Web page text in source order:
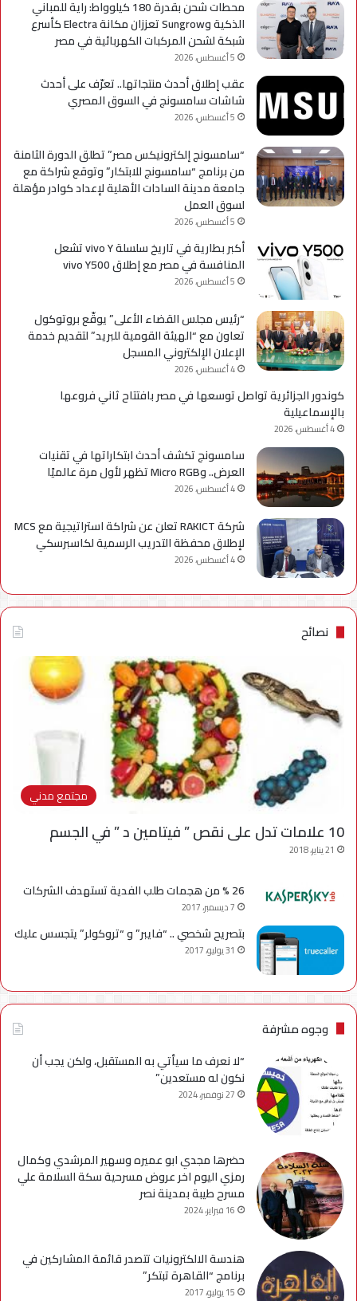
محطات شحن بقدرة 180 كيلوواط: راية للمباني
الذكية وSungrow تعززان مكانة Electra كأسرع
شبكة لشحن المركبات الكهربائية في مصر
5 أغسطس، 2026
عقب إطلاق أحدث منتجاتها.. تعرّف على أحدث
شاشات سامسونج في السوق المصري
5 أغسطس، 2026
“سامسونج إلكترونيكس مصر” تطلق الدورة الثامنة
من برنامج “سامسونج للابتكار” وتوقع شراكة مع
جامعة مدينة السادات الأهلية لإعداد كوادر مؤهلة
لسوق العمل
5 أغسطس، 2026
أكبر بطارية في تاريخ سلسلة vivo Y تشعل
المنافسة في مصر مع إطلاق vivo Y500
5 أغسطس، 2026
“رئيس مجلس القضاء الأعلى” يوقّع بروتوكول
تعاون مع “الهيئة القومية للبريد” لتقديم خدمة
الإعلان الإلكتروني المسجل
4 أغسطس، 2026
كوندور الجزائرية تواصل توسعها في مصر بافتتاح ثاني فروعها
بالإسماعيلية
4 أغسطس، 2026
سامسونج تكشف أحدث ابتكاراتها في تقنيات
العرض.. وMicro RGB تظهر لأول مرة عالميًا
4 أغسطس، 2026
شركة RAKICT تعلن عن شراكة استراتيجية مع MCS
لإطلاق محفظة التدريب الرسمية لكاسبرسكي
4 أغسطس، 2026
نصائح
مجتمع مدني
10 علامات تدل على نقص ” فيتامين د ” في الجسم
21 يناير، 2018
26 % من هجمات طلب الفدية تستهدف الشركات
7 ديسمبر، 2017
بتصريح شخصي .. “فايبر” و “تروكولر” يتجسس عليك
31 يوليو، 2017
وجوه مشرفة
“لا نعرف ما سيأتي به المستقبل، ولكن يجب أن
نكون له مستعدين”
27 نوفمبر، 2024
حضرها مجدي ابو عميره وسهير المرشدي وكمال
رمزي اليوم اخر عروض مسرحية سكة السلامة علي
مسرح طيبة بمدينة نصر
16 فبراير، 2024
هندسة الالكترونيات تتصدر قائمة المشاركين في
برنامج “القاهرة تبتكر”
15 يوليو، 2017